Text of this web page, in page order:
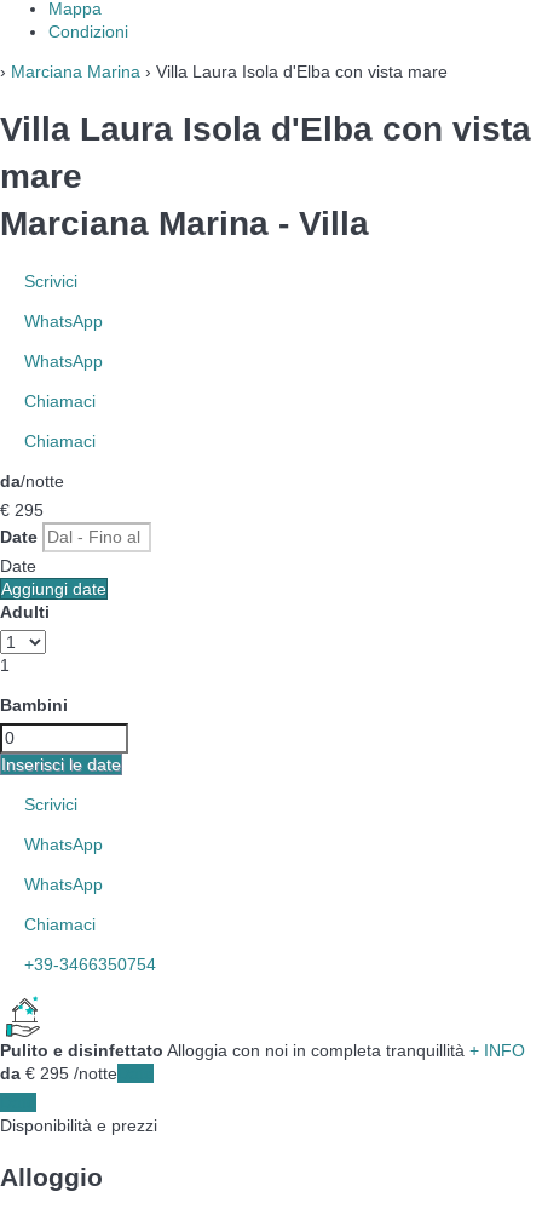
Mappa
Condizioni
› Marciana Marina › Villa Laura Isola d'Elba con vista mare
Villa Laura Isola d'Elba con vista
mare
Marciana Marina - Villa
Scrivici
WhatsApp
WhatsApp
Chiamaci
Chiamaci
da/notte
€ 295
Date
Date
Aggiungi date
Adulti
1
Bambini
Inserisci le date
Scrivici
WhatsApp
WhatsApp
Chiamaci
+39-3466350754
Pulito e disinfettato Alloggia con noi in completa tranquillità + INFO
da € 295 /notte
Disponibilità e prezzi
Alloggio